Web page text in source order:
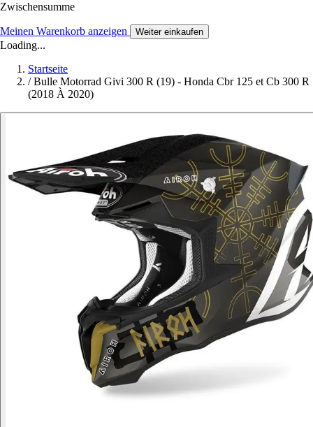
Zwischensumme
Meinen Warenkorb anzeigen Weiter einkaufen
Loading...
Startseite
/ Bulle Motorrad Givi 300 R (19) - Honda Cbr 125 et Cb 300 R
(2018 À 2020)